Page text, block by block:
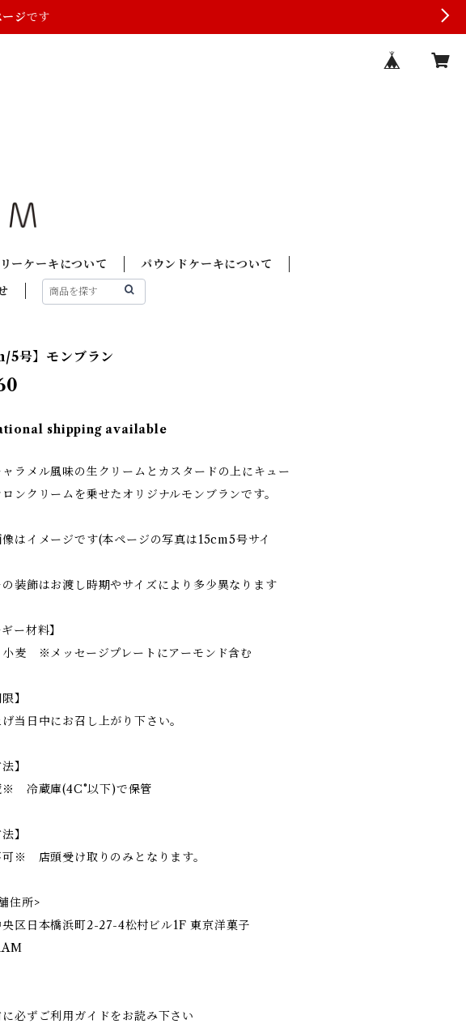
ジです
ーケーキについて
パウンドケーキについて
5号】モンブラン
shipping available
ラメル風味の生クリームとカスタードの上にキュー
ンクリームを乗せたオリジナルモンブランです。
はイメージです(本ページの写真は15cm5号サイ
装飾はお渡し時期やサイズにより多少異なります
ー材料】
小麦 ※メッセージプレートにアーモンド含む
】
当日中にお召し上がり下さい。
】
冷蔵庫(4C°以下)で保管
】
※ 店頭受け取りのみとなります。
住所>
区日本橋浜町2-27-4松村ビル1F 東京洋菓子
に必ずご利用ガイドをお読み下さい